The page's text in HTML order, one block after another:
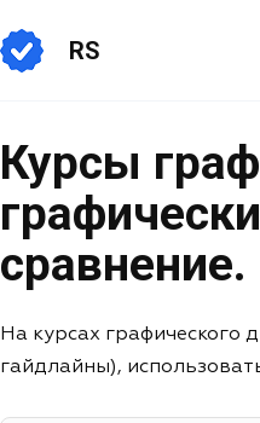
RS
Курсы
сравнение.
На курсах графического
гайдлайны),